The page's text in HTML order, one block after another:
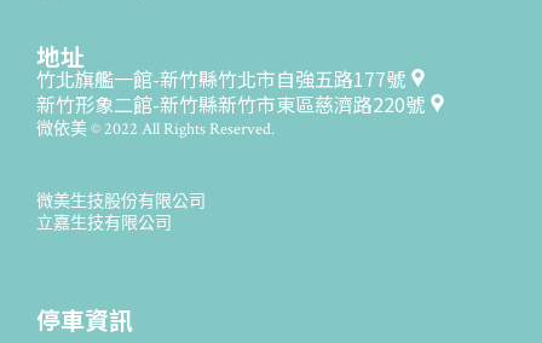
地址
竹北旗艦一館-新竹縣竹北市自強五路177號
新竹形象二館-新竹縣新竹市東區慈濟路220號
微依美 © 2022 All Rights Reserved.
微美生技股份有限公司
立嘉生技有限公司
停車資訊